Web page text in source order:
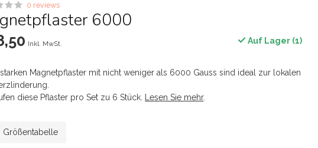
0 reviews
6000
Inkl. MwSt. Auf Lager (1)
Magnetpflaster mit nicht weniger als 6000 Gauss sind ideal zur lokalen
diese Pflaster pro Set zu 6 Stück.
Lesen Sie mehr.
Größentabelle